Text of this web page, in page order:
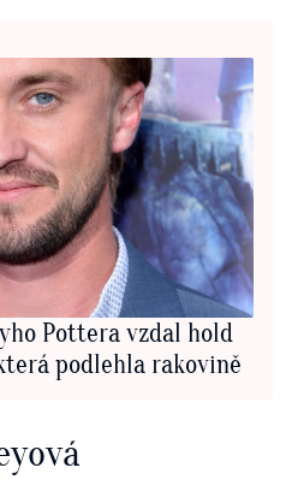
Pottera vzdal hold
podlehla rakovině